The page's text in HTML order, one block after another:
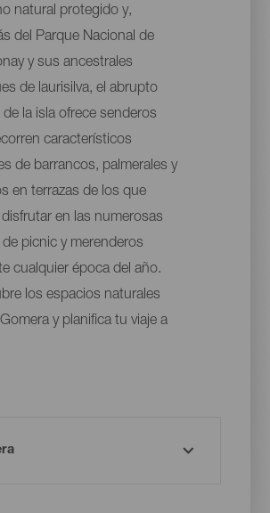
natural protegido y,
del Parque Nacional de
y sus ancestrales
de laurisilva, el abrupto
de la isla ofrece senderos
característicos
de barrancos, palmerales y
en terrazas de los que
en las numerosas
picnic y merenderos
cualquier época del año.
los espacios naturales
y planifica tu viaje a